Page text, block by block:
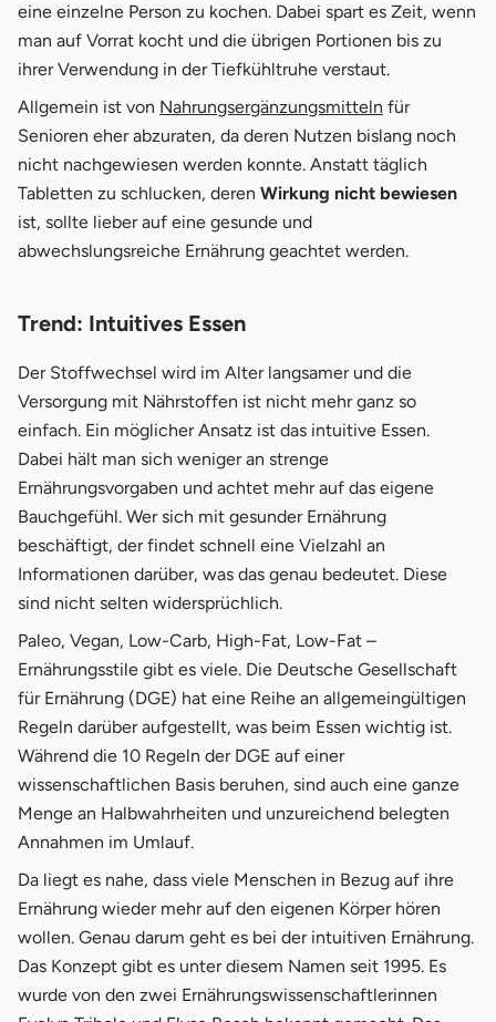
eine einzelne Person zu kochen. Dabei spart es Zeit, wenn
man auf Vorrat kocht und die übrigen Portionen bis zu
ihrer Verwendung in der Tiefkühltruhe verstaut.
Allgemein ist von Nahrungsergänzungsmitteln für
Senioren eher abzuraten, da deren Nutzen bislang noch
nicht nachgewiesen werden konnte. Anstatt täglich
Tabletten zu schlucken, deren Wirkung nicht bewiesen
ist, sollte lieber auf eine gesunde und
abwechslungsreiche Ernährung geachtet werden.
Trend: Intuitives Essen
Der Stoffwechsel wird im Alter langsamer und die
Versorgung mit Nährstoffen ist nicht mehr ganz so
einfach. Ein möglicher Ansatz ist das intuitive Essen.
Dabei hält man sich weniger an strenge
Ernährungsvorgaben und achtet mehr auf das eigene
Bauchgefühl. Wer sich mit gesunder Ernährung
beschäftigt, der findet schnell eine Vielzahl an
Informationen darüber, was das genau bedeutet. Diese
sind nicht selten widersprüchlich.
Paleo, Vegan, Low-Carb, High-Fat, Low-Fat –
Ernährungsstile gibt es viele. Die Deutsche Gesellschaft
für Ernährung (DGE) hat eine Reihe an allgemeingültigen
Regeln darüber aufgestellt, was beim Essen wichtig ist.
Während die 10 Regeln der DGE auf einer
wissenschaftlichen Basis beruhen, sind auch eine ganze
Menge an Halbwahrheiten und unzureichend belegten
Annahmen im Umlauf.
Da liegt es nahe, dass viele Menschen in Bezug auf ihre
Ernährung wieder mehr auf den eigenen Körper hören
wollen. Genau darum geht es bei der intuitiven Ernährung.
Das Konzept gibt es unter diesem Namen seit 1995. Es
wurde von den zwei Ernährungswissenschaftlerinnen